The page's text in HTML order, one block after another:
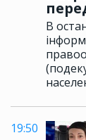
В
19:50